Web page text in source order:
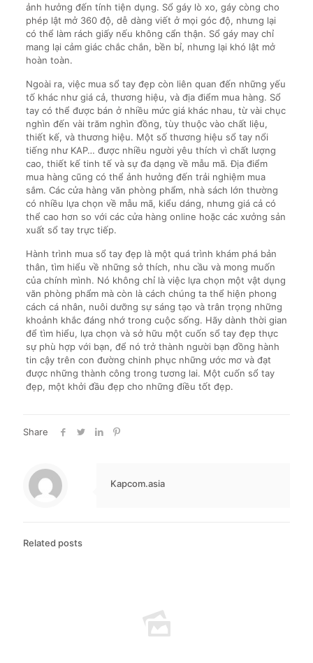
ảnh hưởng đến tính tiện dụng. Sổ gáy lò xo, gáy còng cho
phép lật mở 360 độ, dễ dàng viết ở mọi góc độ, nhưng lại
có thể làm rách giấy nếu không cẩn thận. Sổ gáy may chỉ
mang lại cảm giác chắc chắn, bền bỉ, nhưng lại khó lật mở
hoàn toàn.
Ngoài ra, việc mua sổ tay đẹp còn liên quan đến những yếu
tố khác như giá cả, thương hiệu, và địa điểm mua hàng. Sổ
tay có thể được bán ở nhiều mức giá khác nhau, từ vài chục
nghìn đến vài trăm nghìn đồng, tùy thuộc vào chất liệu,
thiết kế, và thương hiệu. Một số thương hiệu sổ tay nổi
tiếng như KAP… được nhiều người yêu thích vì chất lượng
cao, thiết kế tinh tế và sự đa dạng về mẫu mã. Địa điểm
mua hàng cũng có thể ảnh hưởng đến trải nghiệm mua
sắm. Các cửa hàng văn phòng phẩm, nhà sách lớn thường
có nhiều lựa chọn về mẫu mã, kiểu dáng, nhưng giá cả có
thể cao hơn so với các cửa hàng online hoặc các xưởng sản
xuất sổ tay trực tiếp.
Hành trình mua sổ tay đẹp là một quá trình khám phá bản
thân, tìm hiểu về những sở thích, nhu cầu và mong muốn
của chính mình. Nó không chỉ là việc lựa chọn một vật dụng
văn phòng phẩm mà còn là cách chúng ta thể hiện phong
cách cá nhân, nuôi dưỡng sự sáng tạo và trân trọng những
khoảnh khắc đáng nhớ trong cuộc sống. Hãy dành thời gian
để tìm hiểu, lựa chọn và sở hữu một cuốn sổ tay đẹp thực
sự phù hợp với bạn, để nó trở thành người bạn đồng hành
tin cậy trên con đường chinh phục những ước mơ và đạt
được những thành công trong tương lai. Một cuốn sổ tay
đẹp, một khởi đầu đẹp cho những điều tốt đẹp.
Share
Kapcom.asia
Related posts